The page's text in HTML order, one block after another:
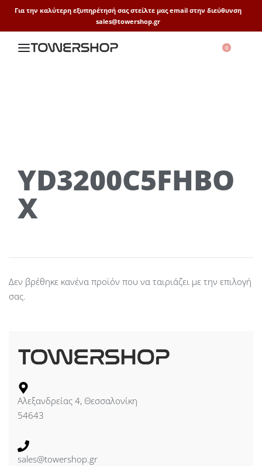
Για την καλύτερη εξυπηρέτησή σας στείλτε μας email στην διεύθυνση
sales@towershop.gr
0
YD3200C5FHBO
X
Δεν βρέθηκε κανένα προϊόν που να ταιριάζει με την επιλογή
σας.
Αλεξανδρείας 4, Θεσσαλονίκη
54643
sales@towershop.gr